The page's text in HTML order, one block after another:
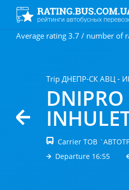
Average rating 3.7 / number of
Trip ДНЕПР-СК АВЦ -
Carrier ТОВ
Departure 16:55